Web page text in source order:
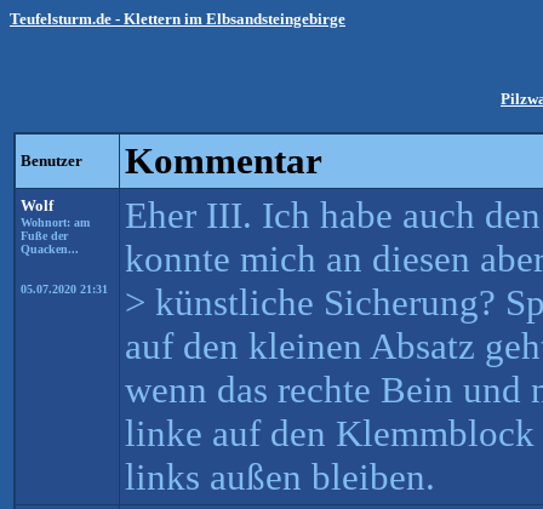
Teufelsturm.de - Klettern im Elbsandsteingebirge
Benutzer Kommentar
Wolf
Wohnort: am
Fuße der
Quacken...
05.07.2020 21:31
Eher III. Ich habe auch
konnte mich an diesen
> künstliche Sicherung?
auf den kleinen Absatz
wenn das rechte Bein
linke auf den
links außen bleiben.